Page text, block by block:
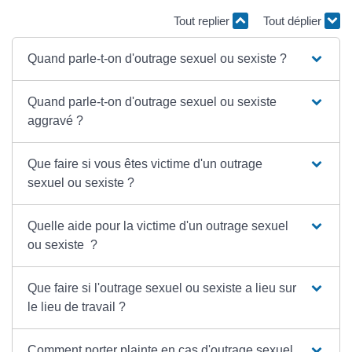
Tout replier Tout déplier
Quand parle-t-on d'outrage sexuel ou sexiste ?
Quand parle-t-on d'outrage sexuel ou sexiste
aggravé ?
Que faire si vous êtes victime d'un outrage
sexuel ou sexiste ?
Quelle aide pour la victime d'un outrage sexuel
ou sexiste ?
Que faire si l'outrage sexuel ou sexiste a lieu sur
le lieu de travail ?